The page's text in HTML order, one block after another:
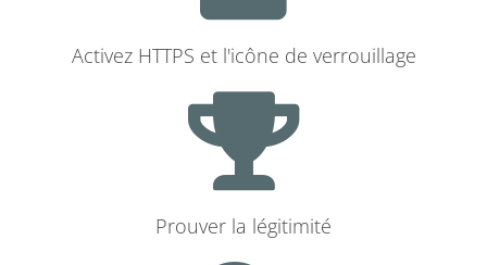
Activez HTTPS et l'icône de verrouillage
Prouver la légitimité